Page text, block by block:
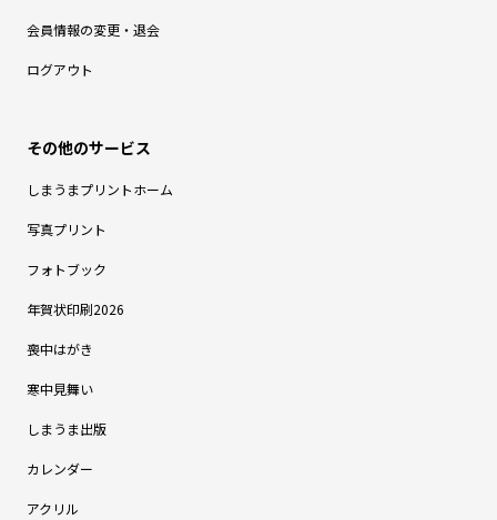
会員情報の変更・退会
ログアウト
しまうまプリントホーム
写真プリント
フォトブック
年賀状印刷2026
喪中はがき
寒中見舞い
しまうま出版
カレンダー
アクリル